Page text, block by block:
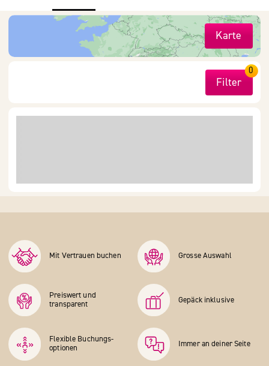
Karte
Filter
0
Mit Vertrauen buchen Grosse Auswahl
Preiswert und
transparent
Gepäck inklusive
Flexible Buchungs­
optionen
Immer an deiner Seite